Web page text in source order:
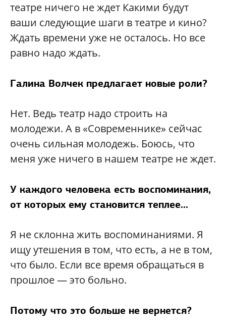
театре ничего не ждет Какими будут
ваши следующие шаги в театре и кино?
Ждать времени уже не осталось. Но все
равно надо ждать.
Галина Волчек предлагает новые роли?
Нет. Ведь театр надо строить на
молодежи. А в «Современнике» сейчас
очень сильная молодежь. Боюсь, что
меня уже ничего в нашем театре не ждет.
У каждого человека есть воспоминания,
от которых ему становится теплее...
Я не склонна жить воспоминаниями. Я
ищу утешения в том, что есть, а не в том,
что было. Если все время обращаться в
прошлое — это больно.
Потому что это больше не вернется?